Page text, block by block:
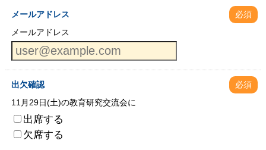
メールアドレス
必須
メールアドレス
出欠確認
必須
11月29日(土)の教育研究交流会に
出席する
欠席する